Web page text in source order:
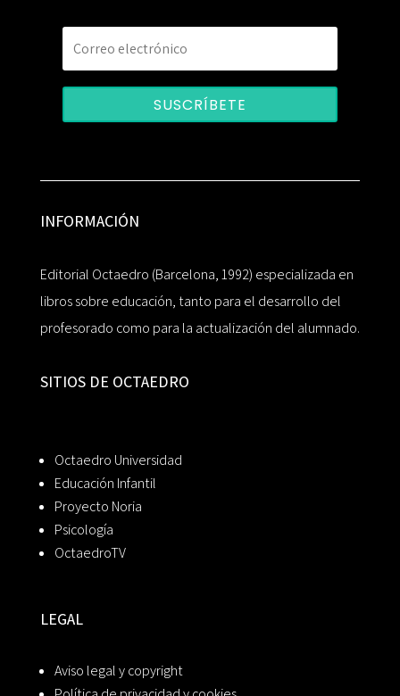
SUSCRÍBETE
INFORMACIÓN
Editorial Octaedro (Barcelona, 1992) especializada en
libros sobre educación, tanto para el desarrollo del
profesorado como para la actualización del alumnado.
SITIOS DE OCTAEDRO
Octaedro Universidad
Educación Infantil
Proyecto Noria
Psicología
OctaedroTV
LEGAL
Aviso legal y copyright